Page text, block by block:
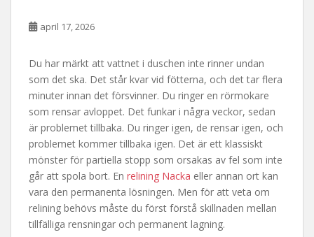
april 17, 2026
Du har märkt att vattnet i duschen inte rinner undan
som det ska. Det står kvar vid fötterna, och det tar flera
minuter innan det försvinner. Du ringer en rörmokare
som rensar avloppet. Det funkar i några veckor, sedan
är problemet tillbaka. Du ringer igen, de rensar igen, och
problemet kommer tillbaka igen. Det är ett klassiskt
mönster för partiella stopp som orsakas av fel som inte
går att spola bort. En relining Nacka eller annan ort kan
vara den permanenta lösningen. Men för att veta om
relining behövs måste du först förstå skillnaden mellan
tillfälliga rensningar och permanent lagning.